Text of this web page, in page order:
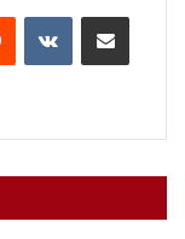
Reddit VKontakteShare via Email